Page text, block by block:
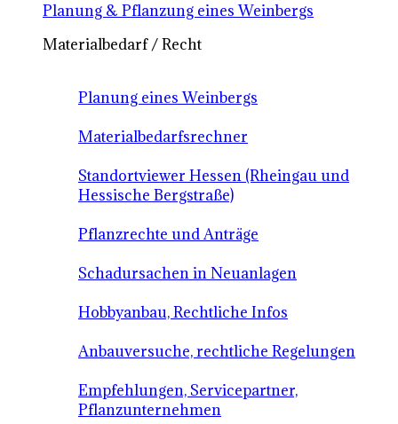
Planung & Pflanzung eines Weinbergs
Materialbedarf / Recht
Planung eines Weinbergs
Materialbedarfsrechner
Standortviewer Hessen (Rheingau und
Hessische Bergstraße)
Pflanzrechte und Anträge
Schadursachen in Neuanlagen
Hobbyanbau, Rechtliche Infos
Anbauversuche, rechtliche Regelungen
Empfehlungen, Servicepartner,
Pflanzunternehmen